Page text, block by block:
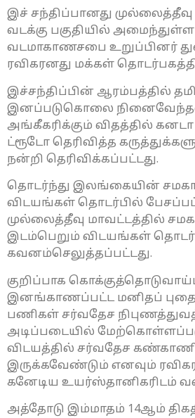
இச் சந்திப்பானது முல்லைத்தீவு
வடக்கு பகுதியில்
வடமாகாணசபை உறுப்பினர்
ரவிகரனது மக்கள்
இச்சந்திப்பின் ஆரம்பத்தில்
இனப்படுகொலை
அங்கீகரிக்கும் விதத்தில்
ட்ரூடோ தெரிவித்த
நன்றி தெரிவிக்கப்பட்டது.
தொடர்ந்து இலங்கையின்
விடயங்கள் தொடர்பில்
முல்லைத்தீவு மாவட்டத்தில்
இடம்பெறும் விடயங்கள்
கவனம்செலுத்தப்பட்டது.
குறிப்பாக
இனங்காணப்பட்ட மனிதப்
பணிகள் சர்வதேச
அடிப்படையில்
விடயத்தில் சர்வதேச
இருக்கவேண்டும் எனவும்
கனேடிய உயர்ஸ்தானிகரிடம்
அத்தோடு இம்மாதம் 14ஆம்